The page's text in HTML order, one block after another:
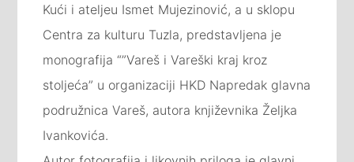
Kući i ateljeu Ismet Mujezinović, a u sklopu
Centra za kulturu Tuzla, predstavljena je
monografija “”Vareš i Vareški kraj kroz
stoljeća” u organizaciji HKD Napredak glavna
podružnica Vareš, autora književnika Željka
Ivankovića.